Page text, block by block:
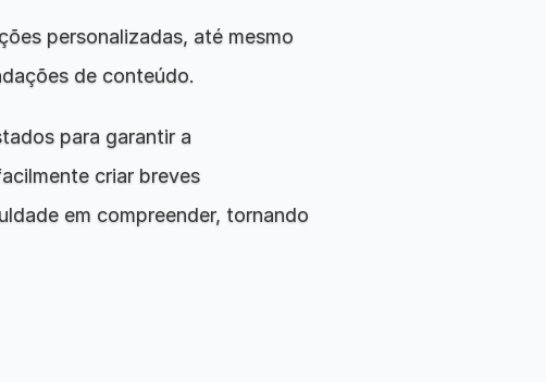
personalizadas, até mesmo
de conteúdo.
para garantir a
criar breves
em compreender, tornando